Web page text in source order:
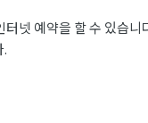
넷 예약을 할 수 있습니
.